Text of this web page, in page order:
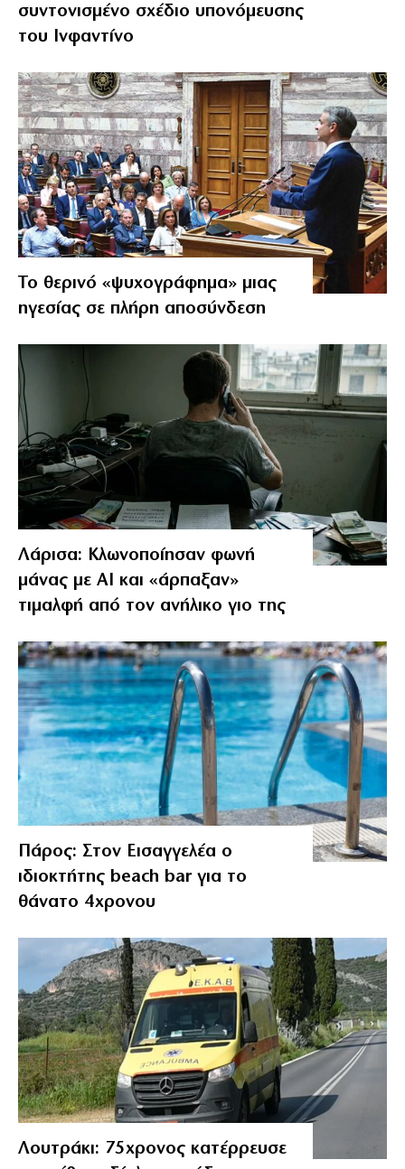
συντονισμένο σχέδιο υπονόμευσης
του Ινφαντίνο
Το θερινό «ψυχογράφημα» μιας
ηγεσίας σε πλήρη αποσύνδεση
Λάρισα: Κλωνοποίησαν φωνή
μάνας με AI και «άρπαξαν»
τιμαλφή από τον ανήλικο γιο της
Πάρος: Στον Εισαγγελέα ο
ιδιοκτήτης beach bar για το
θάνατο 4χρονου
Λουτράκι: 75χρονος κατέρρευσε